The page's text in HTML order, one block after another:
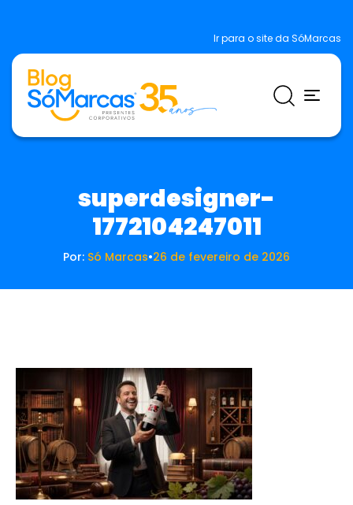
Ir para o site da SóMarcas
superdesigner-
1772104247011
Por: Só Marcas•26 de fevereiro de 2026